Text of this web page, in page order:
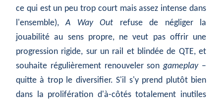
ce qui est un peu trop court mais assez intense dans
l'ensemble),A Way Out refuse de négliger la
jouabilité au sens propre, ne veut pas offrir une
progression rigide, sur un rail et blindée de QTE, et
souhaite régulièrement renouveler songameplay–
quitte à trop le diversifier. S'il s'y prend plutôt bien
dans la prolifération d'à-côtés totalement inutiles